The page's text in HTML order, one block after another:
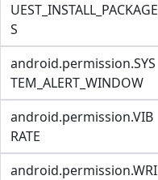
UEST_INSTALL_PACKAGE
S
android.permission.SYS
TEM_ALERT_WINDOW
android.permission.VIB
RATE
android.permission.WRI